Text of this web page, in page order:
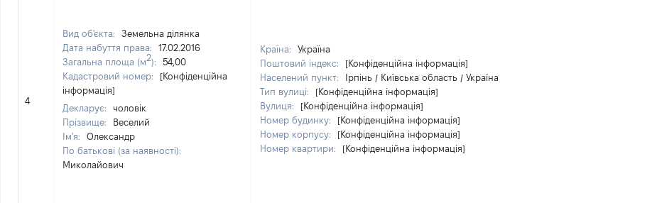
4
Вид об'єкта:
Земельна ділянка
Дата набуття права:
17.02.2016
Загальна площа (м2):
54,00
Кадастровий номер:
[Конфіденційна
інформація]
Декларує:
чоловік
Прізвище:
Веселий
Ім'я:
Олександр
По батькові (за наявності):
Миколайович
Країна:
Україна
Поштовий індекс:
[Конфіденційна інформація]
Населений пункт:
Ірпінь / Київська область / Україна
Тип вулиці:
[Конфіденційна інформація]
Вулиця:
[Конфіденційна інформація]
Номер будинку:
[Конфіденційна інформація]
Номер корпусу:
[Конфіденційна інформація]
Номер квартири:
[Конфіденційна інформація]